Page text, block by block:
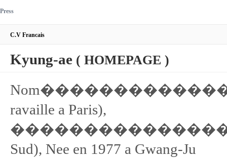
Press
C.V Francais
Kyung-ae ( HOMEPAGE )
ravaille a Paris),
Sud), Nee en 1977 a Gwang-Ju